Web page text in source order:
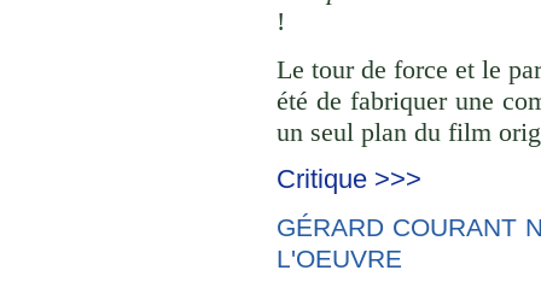
!
Le tour de force et le
été de fabriquer une
un seul plan du film
Critique >>>
GÉRARD COURANT
L'OEUVRE